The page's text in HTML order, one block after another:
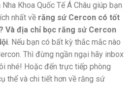
Khoa Quốc Tế Á Châu giúp bạn
nhất về răng sứ Cercon có tốt
Và địa chỉ bọc răng sứ Cercon
. Nếu bạn có bất kỳ thắc mắc nào
Thì đừng ngần ngại hãy inbox
nhé! Hoặc đến trực tiếp phòng
thể và chi tiết hơn về răng sứ